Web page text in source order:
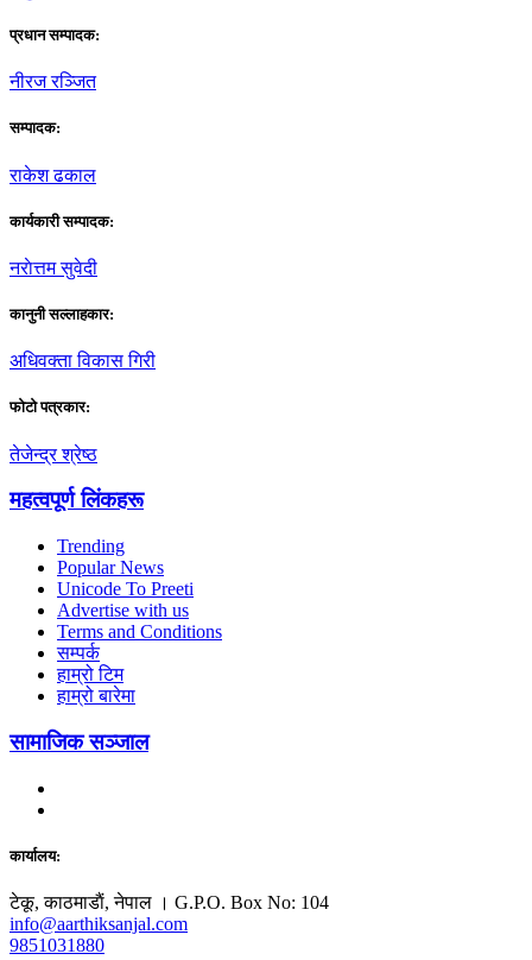
प्रधान सम्पादक:
नीरज रञ्जित
सम्पादक:
राकेश ढकाल
कार्यकारी सम्पादक:
नराेत्तम सुवेदी
कानुनी सल्लाहकार:
अधिवक्ता विकास गिरी
फाेटाे पत्रकार:
तेजेन्द्र श्रेष्ठ
महत्वपूर्ण लिंकहरू
Trending
Popular News
Unicode To Preeti
Advertise with us
Terms and Conditions
सम्पर्क
हाम्रो टिम
हाम्रो बारेमा
सामाजिक सञ्जाल
कार्यालय:
टेकू, काठमाडाैं, नेपाल । G.P.O. Box No: 104
info@aarthiksanjal.com
9851031880